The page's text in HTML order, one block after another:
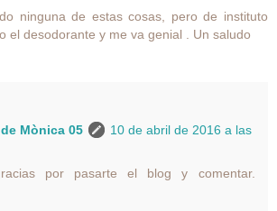
ninguna de estas cosas, pero de instituto
el desodorante y me va genial . Un saludo
Mònica 05
10 de abril de 2016 a las
por pasarte el blog y comentar.